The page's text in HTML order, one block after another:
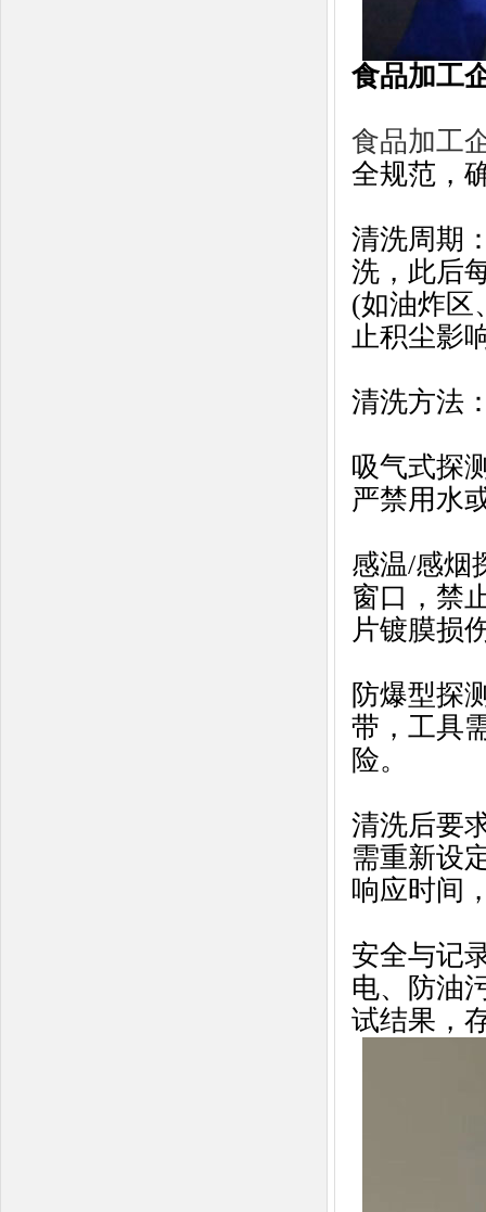
食品加工
食品加工
全规范，
清洗周期‌
洗，此后
(如油炸区
止积尘影
清洗方法‌
吸气式探
严禁用水
感温/感烟
窗口，禁
片镀膜损
防爆型探
带，工具
险。
清洗后要
需重新设
响应时间
安全与记
电、防油
试结果，